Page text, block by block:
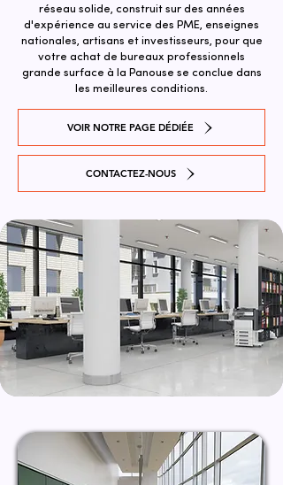
réseau solide, construit sur des années
d'expérience au service des PME, enseignes
nationales, artisans et investisseurs, pour que
votre achat de bureaux professionnels
grande surface à la Panouse se conclue dans
les meilleures conditions.
VOIR NOTRE PAGE DÉDIÉE
CONTACTEZ-NOUS